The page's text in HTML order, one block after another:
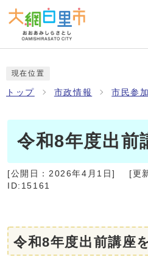
現在位置
トップ 市政情報 市民参加
令和8年度出前
[公開日： 2026年4月1日] [更
ID:15161
令和8年度出前講座